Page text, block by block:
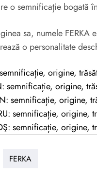
o semnificație bogată
sa, numele FERKA
o personalitate
origine,
semnificație, origine,
semnificație, origine,
semnificație, origine,
semnificație, origine,
FERKA